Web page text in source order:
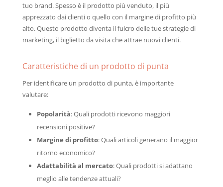
tuo brand. Spesso è il prodotto più venduto, il più
apprezzato dai clienti o quello con il margine di profitto più
alto. Questo prodotto diventa il fulcro delle tue strategie di
marketing, il biglietto da visita che attrae nuovi clienti.
Caratteristiche di un prodotto di punta
Per identificare un prodotto di punta, è importante
valutare:
Popolarità: Quali prodotti ricevono maggiori
recensioni positive?
Margine di profitto: Quali articoli generano il maggior
ritorno economico?
Adattabilità al mercato: Quali prodotti si adattano
meglio alle tendenze attuali?